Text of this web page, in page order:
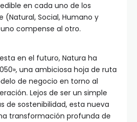
en cada uno de los
(Natural, Social, Humano y
compense al otro.
en el futuro, Natura ha
una ambiciosa hoja de ruta
de negocio en torno al
Lejos de ser un simple
de sostenibilidad, esta nueva
transformación profunda de